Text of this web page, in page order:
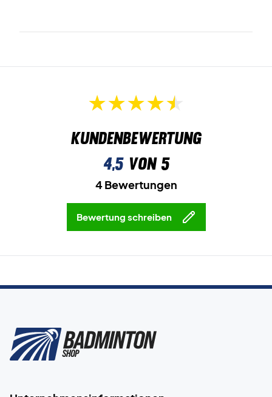
Beinarbeit bieten.
Kundenbewertung
4,5von 5
4 Bewertungen
Bewertung schreiben